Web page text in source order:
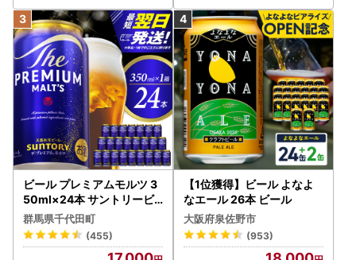
ビール プレミアムモルツ 3
50ml×24本 サントリービ
ール
群馬県千代田町
(455)
【1位獲得】ビール よなよ
なエール 26本 ビール
大阪府泉佐野市
(953)